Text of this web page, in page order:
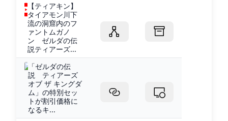
【ティアキン】
タイアモン川下
流の洞窟内のフ
ァントムガノ
ン ゼルダの伝
説ティアーズ...
「ゼルダの伝
説 ティアーズ
オブ ザ キングダ
ム」の特別セッ
トが割引価格に
なるキ...